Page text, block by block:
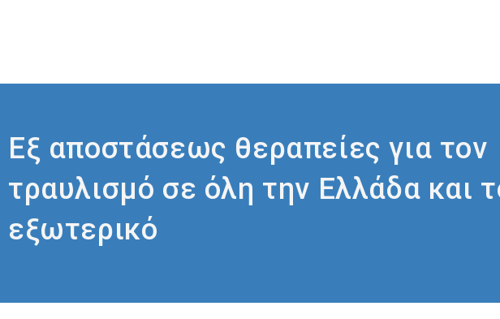
Εξ αποστάσεως θεραπείες για τον
τραυλισμό σε όλη την Ελλάδα και
εξωτερικό